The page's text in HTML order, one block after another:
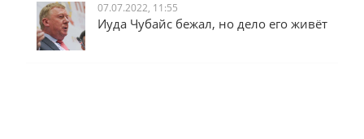
07.07.2022, 11:55
Иуда Чубайс бежал, но дело его живёт